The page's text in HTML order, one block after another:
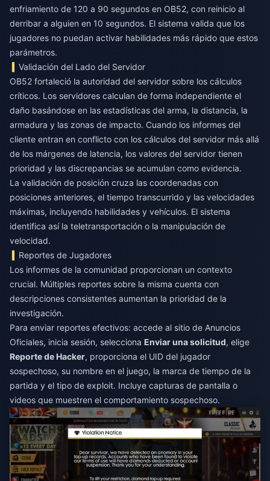
enfriamiento de 120 a 90 segundos en OB52, con reinicio al
derribar a alguien en 10 segundos. El sistema valida que los
jugadores no puedan activar habilidades más rápido que estos
parámetros.
Validación del Lado del Servidor
OB52 fortaleció la autoridad del servidor sobre los cálculos
críticos. Los servidores calculan de forma independiente el
daño basándose en las estadísticas del arma, la distancia, la
armadura y las zonas de impacto. Cuando los informes del
cliente entran en conflicto con los cálculos del servidor más allá
de los márgenes de latencia, los valores del servidor tienen
prioridad y las discrepancias se acumulan como evidencia.
La validación de posición cruza las coordenadas con
posiciones anteriores, el tiempo transcurrido y las velocidades
máximas, incluyendo habilidades y vehículos. El sistema
identifica así la teletransportación o la manipulación de
velocidad.
Reportes de Jugadores
Los informes de la comunidad proporcionan un contexto
crucial. Múltiples reportes sobre la misma cuenta con
descripciones consistentes aumentan la prioridad de la
investigación.
Para enviar reportes efectivos: accede al sitio de Anuncios
Oficiales, inicia sesión, selecciona Enviar una solicitud, elige
Reporte de Hacker, proporciona el UID del jugador
sospechoso, su nombre en el juego, la marca de tiempo de la
partida y el tipo de exploit. Incluye capturas de pantalla o
videos que muestren el comportamiento sospechoso.